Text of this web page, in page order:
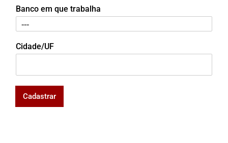
Banco em que trabalha
Cidade/UF
Cadastrar